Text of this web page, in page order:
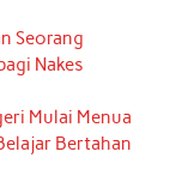
Seorang
Nakes
Mulai Menua
Bertahan